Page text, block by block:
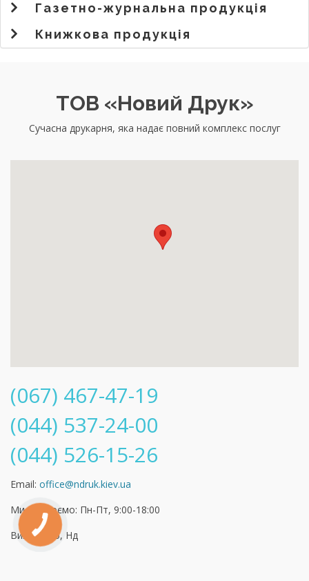
Газетно-журнальна продукція
Книжкова продукція
ТОВ «Новий Друк»
Сучасна друкарня, яка надає повний комплекс послуг
(067) 467-47-19
(044) 537-24-00
(044) 526-15-26
Email: office@ndruk.kiev.ua
Ми працюємо: Пн-Пт, 9:00-18:00
Вихідні: Сб, Нд